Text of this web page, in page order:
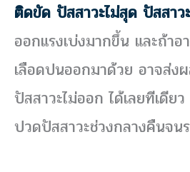
ติดขัด ปัสสาวะไม่สุด ปัสสา
ออกแรงเบ่งมากขึ้น และถ้าอ
เลือดปนออกมาด้วย อาจส่ง
ปัสสาวะไม่ออก ได้เลยทีเดีย
ปวดปัสสาวะช่วงกลางคืนจ